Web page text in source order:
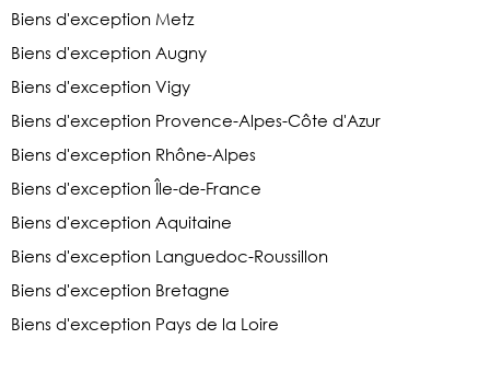
Biens d'exception Metz
Biens d'exception Augny
Biens d'exception Vigy
Biens d'exception Provence-Alpes-Côte d'Azur
Biens d'exception Rhône-Alpes
Biens d'exception Île-de-France
Biens d'exception Aquitaine
Biens d'exception Languedoc-Roussillon
Biens d'exception Bretagne
Biens d'exception Pays de la Loire